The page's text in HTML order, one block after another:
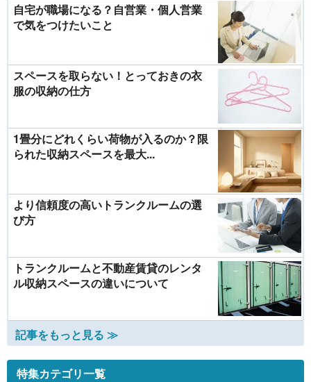
自宅が職場になる？自営業・個人営業
で気をつけたいこと
スペースを取らない！とっておきの衣
服の収納の仕方
1畳分にどれくらい荷物が入るのか？限
られた収納スペースを最大...
より信頼度の高いトランクルームの選
び方
トランクルームと不動産賃貸のレンタ
ル収納スペースの違いについて
記事をもっと見る ≫
特集カテゴリ一覧